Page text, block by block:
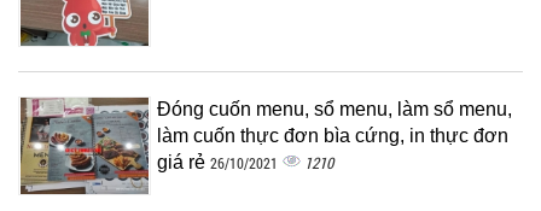
Đóng cuốn menu, sổ menu, làm sổ menu,
làm cuốn thực đơn bìa cứng, in thực đơn
giá rẻ 26/10/2021 1210